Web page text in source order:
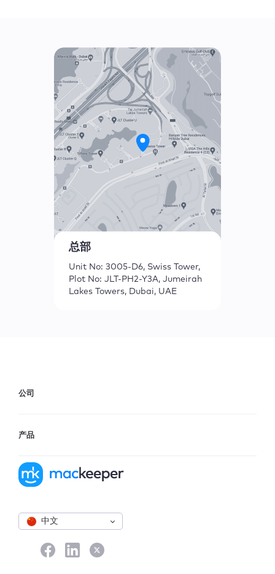
总部
Unit No: 3005-D6, Swiss Tower,
Plot No: JLT-PH2-Y3A, Jumeirah
Lakes Towers, Dubai, UAE
中文
公司
产品